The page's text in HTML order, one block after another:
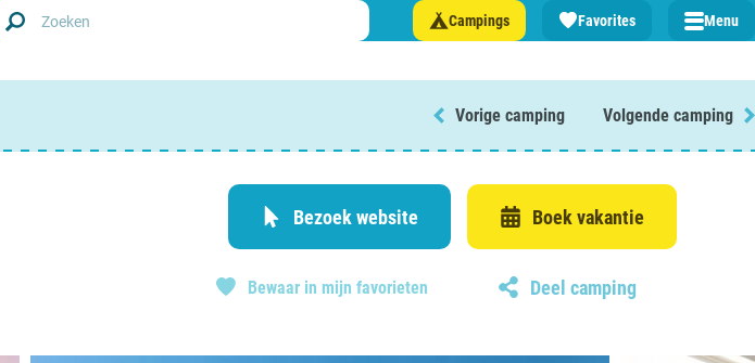
Campings Favorites Menu
Nederland
Begië
Luxemburg
Vorige camping Volgende camping
Bezoek website Boek vakantie
Bewaar in mijn favorieten Deel camping